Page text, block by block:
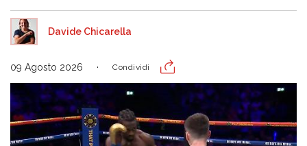
Davide Chicarella
09 Agosto 2026 Condividi